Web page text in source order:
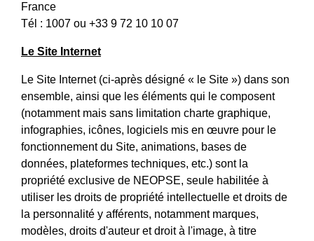
France
Tél : 1007 ou +33 9 72 10 10 07
Le Site Internet
Le Site Internet (ci-après désigné « le Site ») dans son
ensemble, ainsi que les éléments qui le composent
(notamment mais sans limitation charte graphique,
infographies, icônes, logiciels mis en œuvre pour le
fonctionnement du Site, animations, bases de
données, plateformes techniques, etc.) sont la
propriété exclusive de NEOPSE, seule habilitée à
utiliser les droits de propriété intellectuelle et droits de
la personnalité y afférents, notamment marques,
modèles, droits d'auteur et droit à l'image, à titre